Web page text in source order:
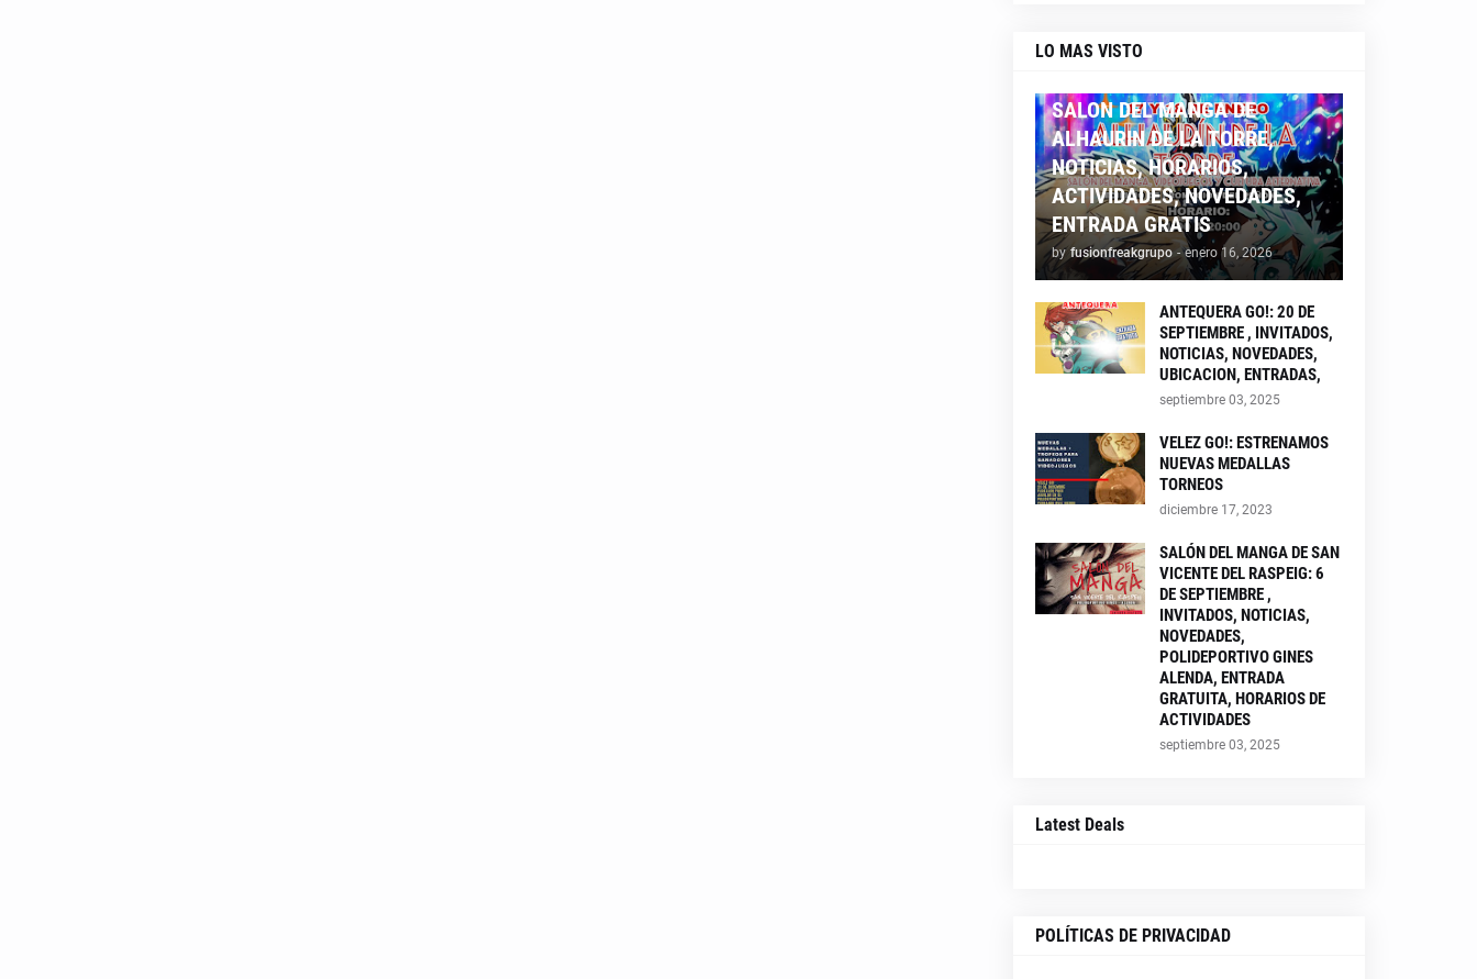
LO MAS VISTO
SALON DEL MANGA DE
ALHAURIN DE LA TORRE,
NOTICIAS, HORARIOS,
ACTIVIDADES, NOVEDADES,
ENTRADA GRATIS
by fusionfreakgrupo - enero 16, 2026
ANTEQUERA GO!: 20 DE
SEPTIEMBRE , INVITADOS,
NOTICIAS, NOVEDADES,
UBICACION, ENTRADAS,
septiembre 03, 2025
VELEZ GO!: ESTRENAMOS
NUEVAS MEDALLAS
TORNEOS
diciembre 17, 2023
SALÓN DEL MANGA DE SAN
VICENTE DEL RASPEIG: 6
DE SEPTIEMBRE ,
INVITADOS, NOTICIAS,
NOVEDADES,
POLIDEPORTIVO GINES
ALENDA, ENTRADA
GRATUITA, HORARIOS DE
ACTIVIDADES
septiembre 03, 2025
Latest Deals
POLÍTICAS DE PRIVACIDAD